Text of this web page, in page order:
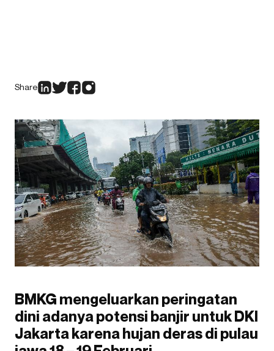
Share
BMKG mengeluarkan peringatan
dini adanya potensi banjir untuk DKI
Jakarta karena hujan deras di pulau